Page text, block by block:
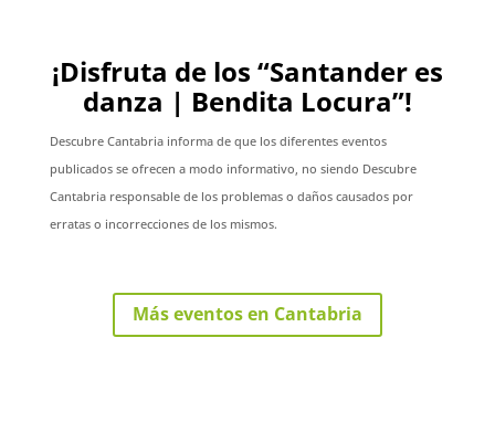
¡Disfruta de los “Santander es
danza | Bendita Locura”!
Descubre Cantabria informa de que los diferentes eventos
publicados se ofrecen a modo informativo, no siendo Descubre
Cantabria responsable de los problemas o daños causados por
erratas o incorrecciones de los mismos.
Más eventos en Cantabria